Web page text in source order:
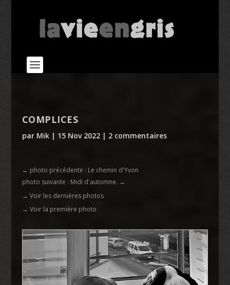
COMPLICES
par Mik| 15 Nov 2022| 2 commentaires
← photo précédente : Le chemin d'Yvon
photo suivante : Midi d'automne. →
→ Voir les dernières photos
→ Voir la première photo